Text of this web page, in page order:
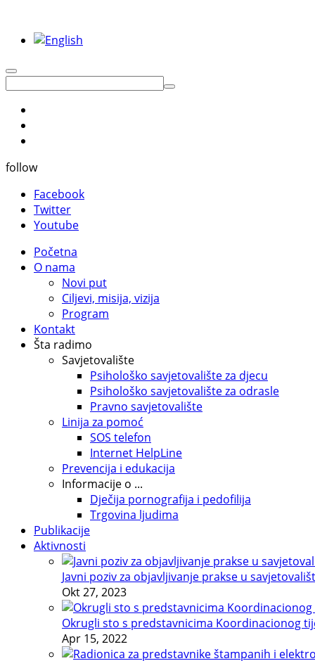
follow
Facebook
Twitter
Youtube
Početna
O nama
Novi put
Ciljevi, misija, vizija
Program
Kontakt
Šta radimo
Savjetovalište
Psihološko savjetovalište za djecu
Psihološko savjetovalište za odrasle
Pravno savjetovalište
Linija za pomoć
SOS telefon
Internet HelpLine
Prevencija i edukacija
Informacije o ...
Dječija pornografija i pedofilija
Trgovina ljudima
Publikacije
Aktivnosti
Javni poziv za objavljivanje prakse u
Okt 27, 2023
Okrugli sto s predstavnicima Koordinacionog
Apr 15, 2022